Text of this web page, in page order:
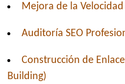
Mejora de la Velocidad
Auditoría SEO
Construcción de
Building)